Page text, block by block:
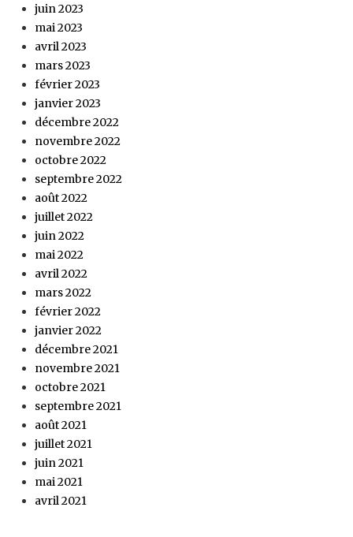
juin 2023
mai 2023
avril 2023
mars 2023
février 2023
janvier 2023
décembre 2022
novembre 2022
octobre 2022
septembre 2022
août 2022
juillet 2022
juin 2022
mai 2022
avril 2022
mars 2022
février 2022
janvier 2022
décembre 2021
novembre 2021
octobre 2021
septembre 2021
août 2021
juillet 2021
juin 2021
mai 2021
avril 2021